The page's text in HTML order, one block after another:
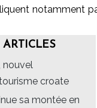
notamment
ARTICLES
nouvel
croate
sa montée en